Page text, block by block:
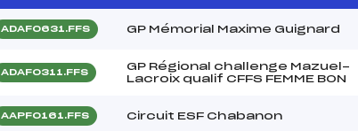
ADAF0631.FFS GP Mémorial Maxime Guignard
ADAF0311.FFS
GP Régional challenge Mazuel-
Lacroix qualif CFFS FEMME BON
AAPF0161.FFS Circuit ESF Chabanon